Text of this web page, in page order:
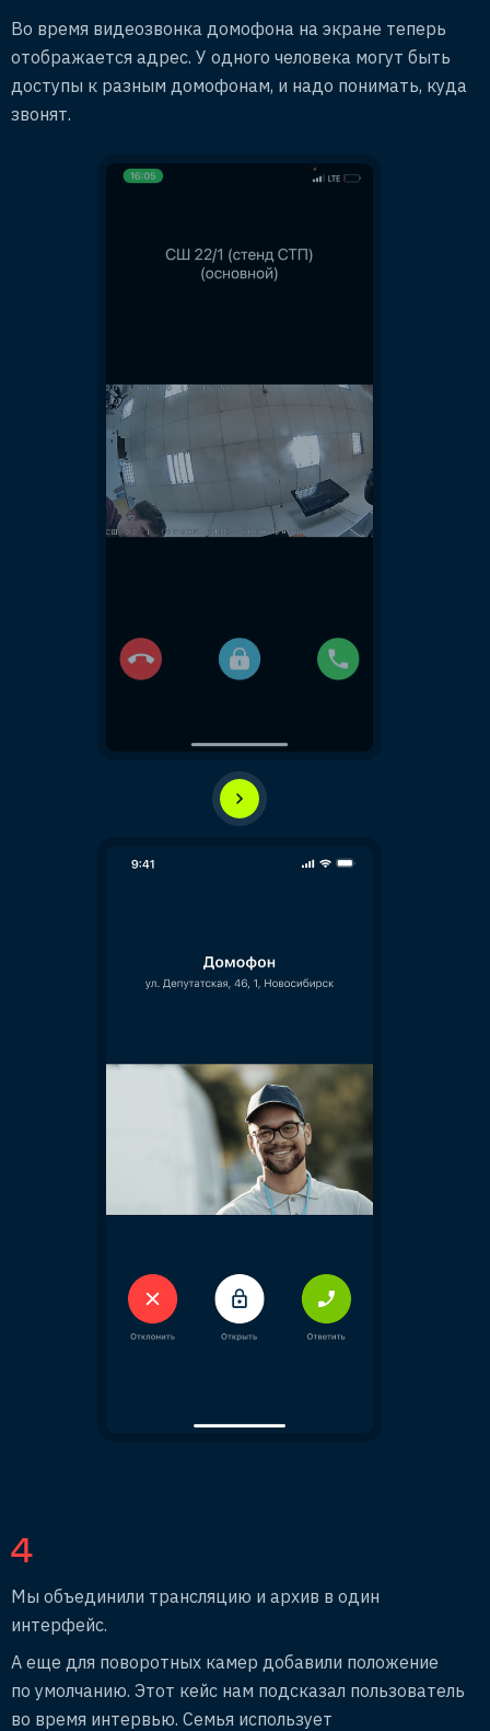
Во время видеозвонка домофона на экране теперь
отображается адрес. У одного человека могут быть
доступы к разным домофонам, и надо понимать, куда
звонят.
4
Мы объединили трансляцию и архив в один
интерфейс.
А еще для поворотных камер добавили положение
по умолчанию. Этот кейс нам подсказал пользователь
во время интервью. Семья использует